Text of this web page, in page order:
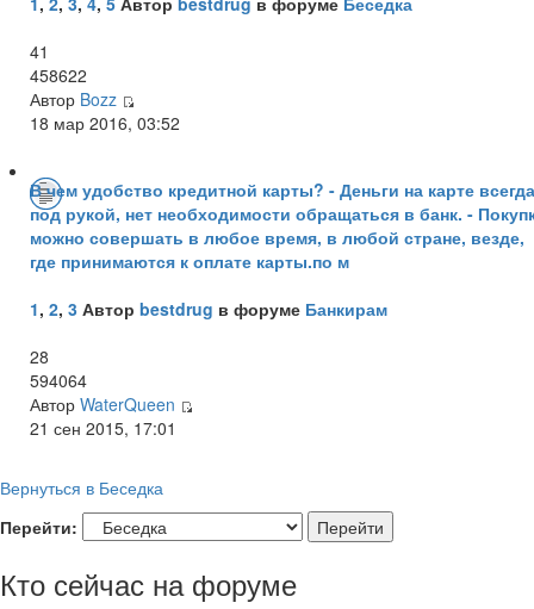
41
458622
Автор Bozz
18 мар 2016, 03:52
В чем удобство кредитной карты? - Деньги на карте всегда
под рукой, нет необходимости обращаться в банк. -
можно совершать в любое время, в любой стране, везде,
где принимаются к оплате карты.по м
1, 2, 3 Автор bestdrug в форуме Банкирам
28
594064
Автор WaterQueen
21 сен 2015, 17:01
Вернуться в Беседка
Перейти:
Кто сейчас на форуме